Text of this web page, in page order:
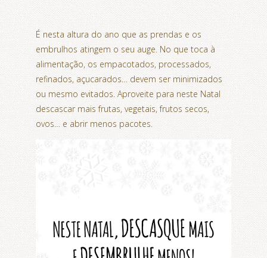
É nesta altura do ano que as prendas e os
embrulhos atingem o seu auge. No que toca à
alimentação, os empacotados, processados,
refinados, açucarados… devem ser minimizados
ou mesmo evitados. Aproveite para neste Natal
descascar mais frutas, vegetais, frutos secos,
ovos… e abrir menos pacotes.